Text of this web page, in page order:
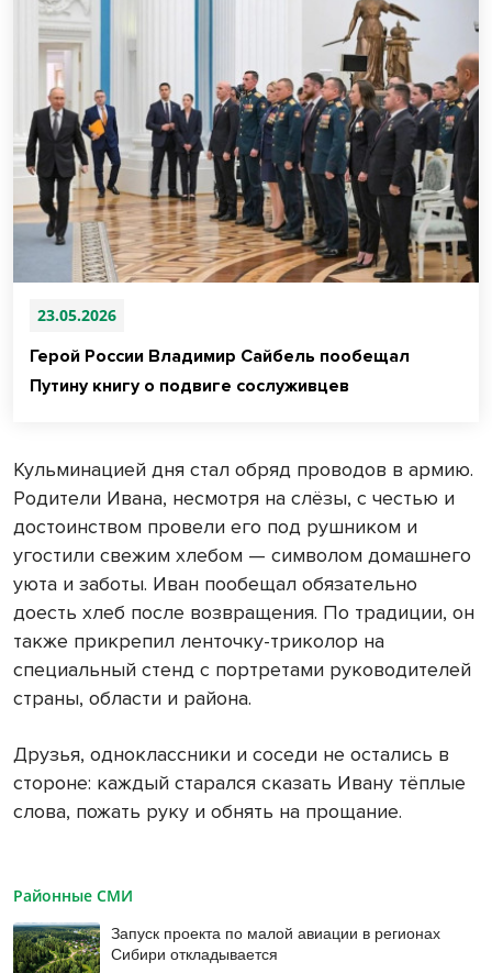
23.05.2026
Герой России Владимир Сайбель пообещал
Путину книгу о подвиге сослуживцев
Кульминацией дня стал обряд проводов в армию.
Родители Ивана, несмотря на слёзы, с честью и
достоинством провели его под рушником и
угостили свежим хлебом — символом домашнего
уюта и заботы. Иван пообещал обязательно
доесть хлеб после возвращения. По традиции, он
также прикрепил ленточку-триколор на
специальный стенд с портретами руководителей
страны, области и района.
Друзья, одноклассники и соседи не остались в
стороне: каждый старался сказать Ивану тёплые
слова, пожать руку и обнять на прощание.
Районные СМИ
Запуск проекта по малой авиации в регионах
Сибири откладывается